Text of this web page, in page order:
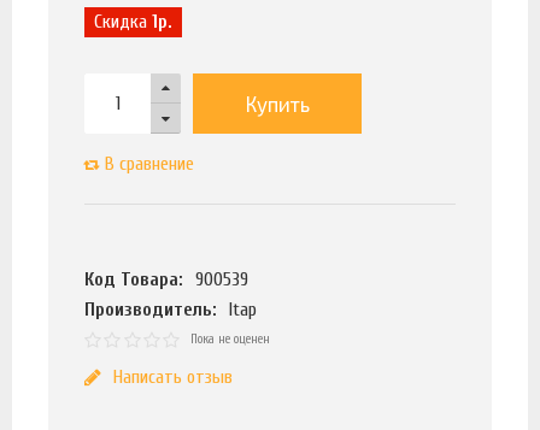
Скидка 1р.
Купить
В сравнение
Код Товара:
900539
Производитель:
Itap
Пока не оценен
Написать отзыв